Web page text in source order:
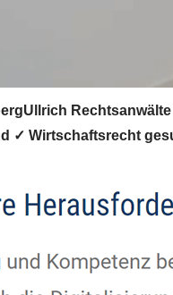
✓ Wirtschaftsrecht